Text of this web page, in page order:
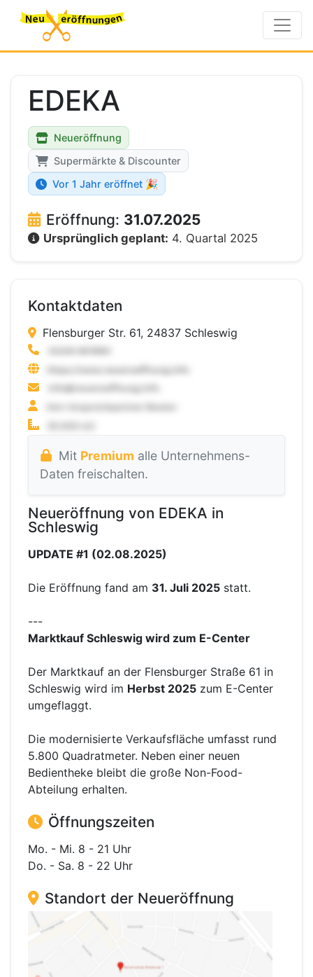
EDEKA
Neueröffnung
Supermärkte & Discounter
Vor 1 Jahr eröffnet 🎉
Eröffnung: 31.07.2025
Ursprünglich geplant: 4. Quartal 2025
Kontaktdaten
Flensburger Str. 61, 24837 Schleswig
Mit Premium alle Unternehmens-
Daten freischalten.
Neueröffnung von EDEKA in
Schleswig
UPDATE #1 (02.08.2025)
Die Eröffnung fand am 31. Juli 2025 statt.
---
Marktkauf Schleswig wird zum E-Center
Der Marktkauf an der Flensburger Straße 61 in
Schleswig wird im Herbst 2025 zum E-Center
umgeflaggt.
Die modernisierte Verkaufsfläche umfasst rund
5.800 Quadratmeter. Neben einer neuen
Bedientheke bleibt die große Non-Food-
Abteilung erhalten.
Öffnungszeiten
Mo. - Mi. 8 - 21 Uhr
Do. - Sa. 8 - 22 Uhr
Standort der Neueröffnung